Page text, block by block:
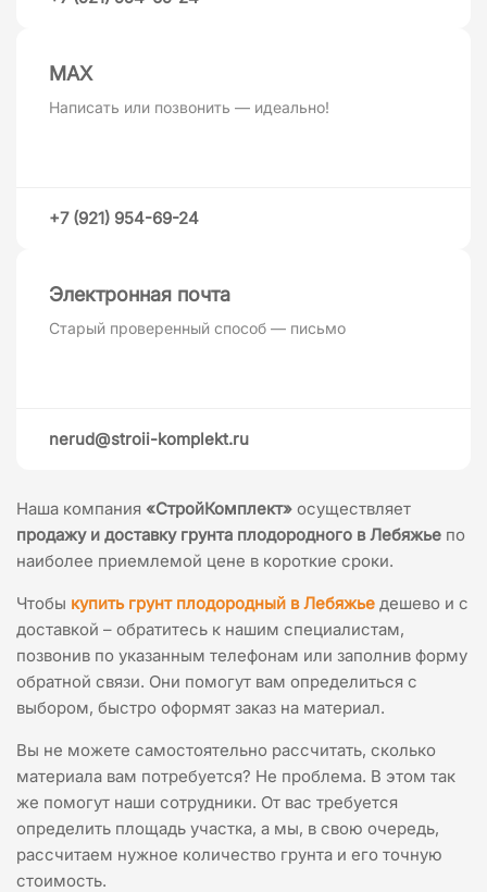
MAХ
Написать или позвонить — идеально!
+7 (921) 954-69-24
Электронная почта
Старый проверенный способ — письмо
nerud@stroii-komplekt.ru
Наша компания «СтройКомплект» осуществляет
продажу и доставку грунта плодородного в Лебяжье по
наиболее приемлемой цене в короткие сроки.
Чтобы купить грунт плодородный в Лебяжье дешево и с
доставкой – обратитесь к нашим специалистам,
позвонив по указанным телефонам или заполнив форму
обратной связи. Они помогут вам определиться с
выбором, быстро оформят заказ на материал.
Вы не можете самостоятельно рассчитать, сколько
материала вам потребуется? Не проблема. В этом так
же помогут наши сотрудники. От вас требуется
определить площадь участка, а мы, в свою очередь,
рассчитаем нужное количество грунта и его точную
стоимость.